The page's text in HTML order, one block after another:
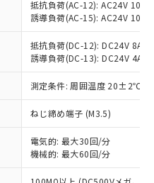
抵抗負荷(AC-12): AC24V 10A/
誘導負荷(AC-15): AC24V
抵抗負荷(DC-12): DC24V 8A/
誘導負荷(DC-13): DC24V 4A/
測定条件: 周囲温度 20±2℃、
ねじ締め端子 (M3.5)
電気的: 最大30回/分
機械的: 最大60回/分
外となる商品もある
さい。
準価格照会結果は、
日時点での社内デー
れるものであり、閲
実際の在庫および標
よび標準価格はお客
たはお客様担当のオ
売店・当社販売員に
非含有部品として
明した場合などや
あります。
下、ポリ臭化ビフェニル
化ジフェニルエーテル類
酸ビス(2-エチルヘキシ
下、フタル酸ジブチル
ル酸ジイソブチル
有率が中国RoHSの
を示します。
社販売部門へお問
T26572)：
1000ppm、 Cd(カドミウ
PBBs(ポリ臭化ビフェ
、 DIBP(フタル酸ジ
フタル酸ブチルベンジ
キシル)) : 1000ppm
社製品のうち、外国
易法に定める商品
」という）を輸出
供する場合は、日本
(または役務取引許
の必要な手続きを
破棄する場合は、完
、違法に輸出されな
を講じます。
、核兵器、ミサイ
在庫あり
たないが在庫あり